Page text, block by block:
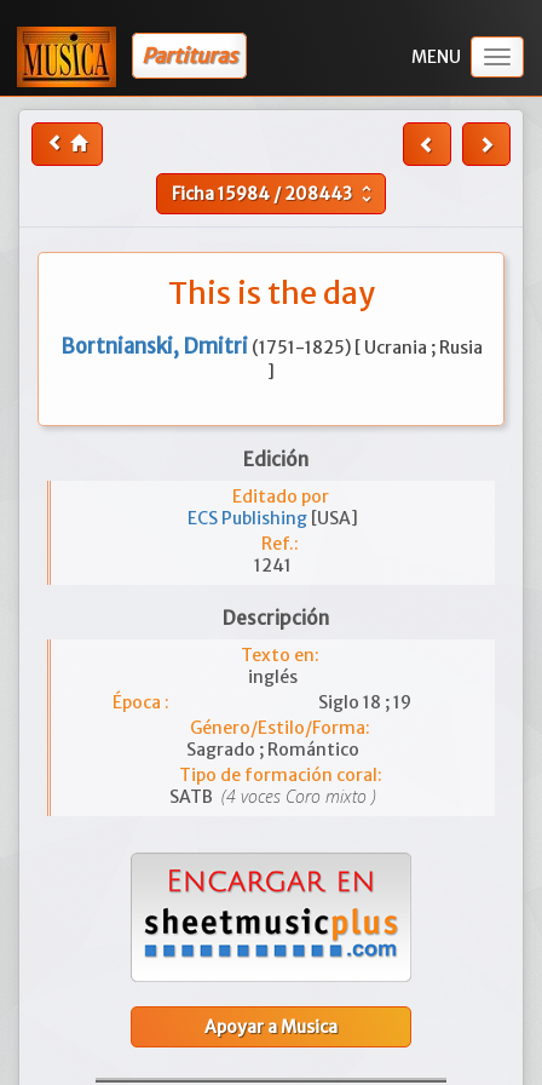
Partituras
Ficha15984/208443 unfold_more
This is the day
Bortnianski, Dmitri (1751-1825) [ Ucrania ; Rusia
]
Edición
Editado por
ECS Publishing [USA]
Ref.:
1241
Descripción
Texto en:
inglés
Época :
Siglo 18 ; 19
Género/Estilo/Forma:
Sagrado ; Romántico
Tipo de formación coral:
SATB (4 voces Coro mixto )
Apoyar a Musica